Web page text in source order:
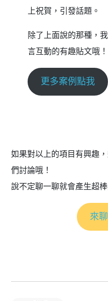
上祝賀，引發話題。
除了上面說的那種，
言互動的有趣貼文哦！
更多案例點我
如果對以上的項目有興趣
們討論哦！
說不定聊一聊就會產生超棒
來